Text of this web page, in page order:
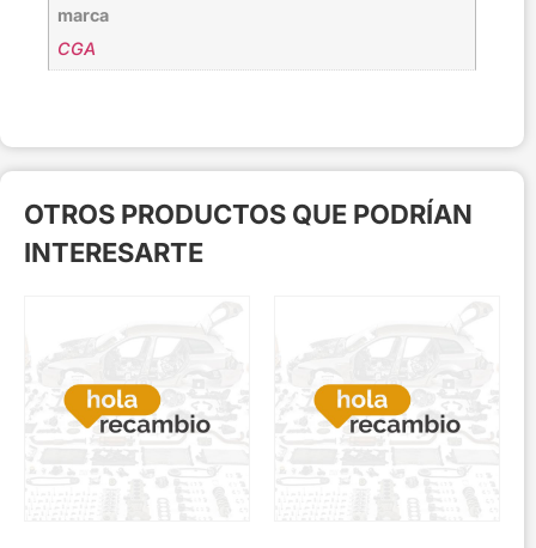
marca
CGA
OTROS PRODUCTOS QUE PODRÍAN
INTERESARTE